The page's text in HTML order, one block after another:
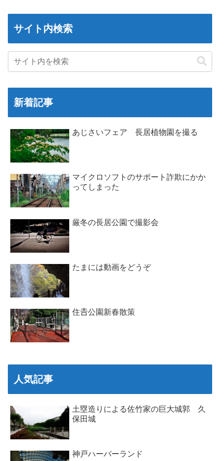
サイト内検索
新着記事
あじさいフェア 長居植物園を撮る
マイクロソフトのサポート詐欺にかか
ってしまった
厳冬の長居公園で撮影会
たまには動画をどうぞ
住𠮷公園新春散策
人気記事
土塁造りによる佐竹家の巨大城郭 久
保田城
神戸ハーバーランド